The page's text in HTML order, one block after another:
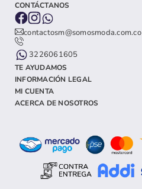
CONTÁCTANOS
contactosm@somosmoda.com.co
3226061605
TE AYUDAMOS
INFORMACIÓN LEGAL
MI CUENTA
ACERCA DE NOSOTROS